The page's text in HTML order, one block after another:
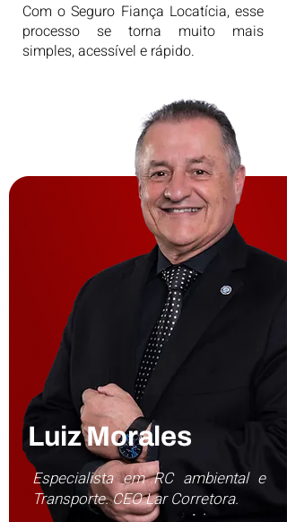
Com o Seguro Fiança Locatícia, esse
processo se torna muito mais
simples, acessível e rápido.
Luiz Morales
Especialista em RC ambiental e
Transporte. CEO Lar Corretora.